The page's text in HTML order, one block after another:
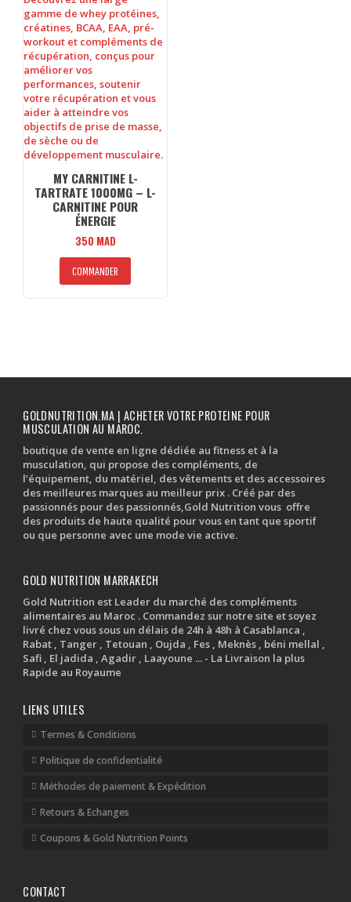
MY CARNITINE L-
TARTRATE 1000MG – L-
CARNITINE POUR
ÉNERGIE
350 MAD
COMMANDER
GOLDNUTRITION.MA | ACHETER VOTRE PROTEINE POUR
MUSCULATION AU MAROC.
boutique de vente en ligne dédiée au fitness et à la
musculation, qui propose des compléments, de
l’équipement, du matériel, des vêtements et des accessoires
des meilleures marques au meilleur prix . Créé par des
passionnés pour des passionnés,Gold Nutrition vous offre
des produits de haute qualité pour vous en tant que sportif
ou que personne avec une mode vie active.
GOLD NUTRITION MARRAKECH
Gold Nutrition est Leader du marché des compléments
alimentaires au Maroc . Commandez sur notre site et soyez
livré chez vous sous un délais de 24h à 48h à Casablanca ,
Rabat , Tanger , Tetouan , Oujda , Fes , Meknès , béni mellal ,
Safi , El jadida , Agadir , Laayoune ... - La Livraison la plus
Rapide au Royaume
LIENS UTILES
Termes & Conditions
Politique de confidentialité
Méthodes de paiement & Expédition
Retours & Echanges
Coupons & Gold Nutrition Points
CONTACT